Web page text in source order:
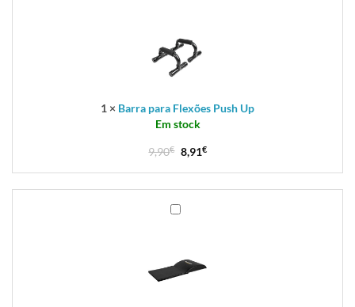
1 × Barra para Flexões Push Up
Em stock
9,90€ 8,91€